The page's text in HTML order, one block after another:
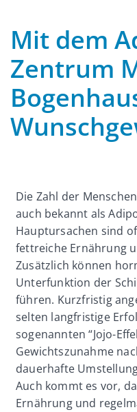
Mit dem
Zentrum
Die Zahl der
auch bekannt als
Hauptursachen sind
fettreiche Ernährung
Zusätzlich können
Unterfunktion der
führen. Kurzfristig
selten langfristige
sogenannten “Jojo-
Gewichtszunahme
dauerhafte
Auch kommt es vor,
Ernährung und